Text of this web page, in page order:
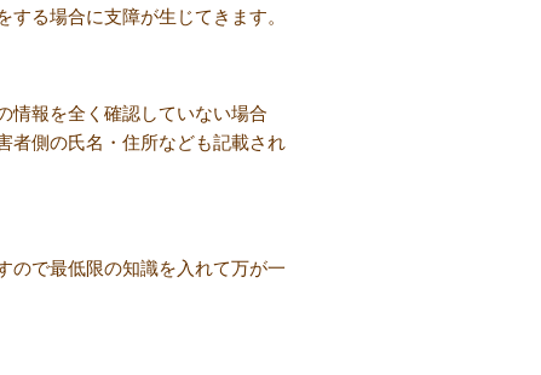
る場合に支障が生じてきます。
情報を全く確認していない場合
者側の氏名・住所なども記載され
ので最低限の知識を入れて万が一